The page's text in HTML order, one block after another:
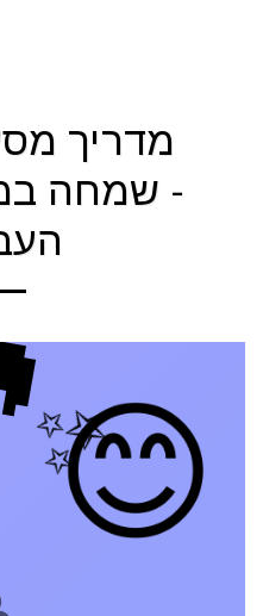
מדריך
- שמחה